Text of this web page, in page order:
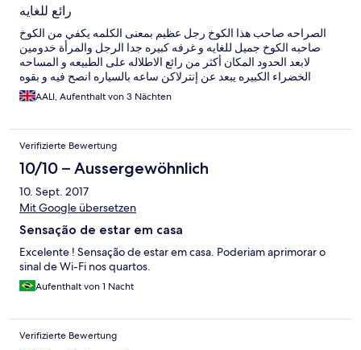
رائع للغايه
الصراحه صاحب هذا الكوخ رجل عظيم بمعنى الكلمه يكفي من الكوخ
صاحبه الكوخ جميل للغايه و غرفه كبيره جدا الرجل والمرأة خدومين
لابعد الحدود المكان أكثر من رائع الاطلاله على الطبيعه و المساحه
الخضراء الكبيره يبعد عن إنترلاكن ساعه بالسياره انصح فيه و بقوه
AALI, Aufenthalt von 3 Nächten
Verifizierte Bewertung
10/10 – Aussergewöhnlich
10. Sept. 2017
Mit Google übersetzen
Sensação de estar em casa
Excelente ! Sensação de estar em casa. Poderiam aprimorar o
sinal de Wi-Fi nos quartos.
Aufenthalt von 1 Nacht
Verifizierte Bewertung